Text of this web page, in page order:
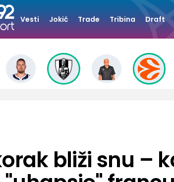
Vesti Jokić Trade Tribina Draft
bliži snu –